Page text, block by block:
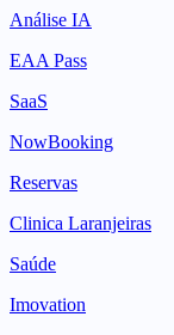
Análise IA
EAA Pass
SaaS
NowBooking
Reservas
Clinica Laranjeiras
Saúde
Imovation